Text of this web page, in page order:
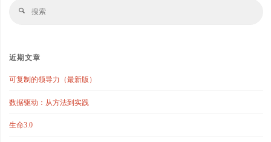
搜
近期文章
可复制的领导力（最新版）
数据驱动：从方法到实践
生命3.0